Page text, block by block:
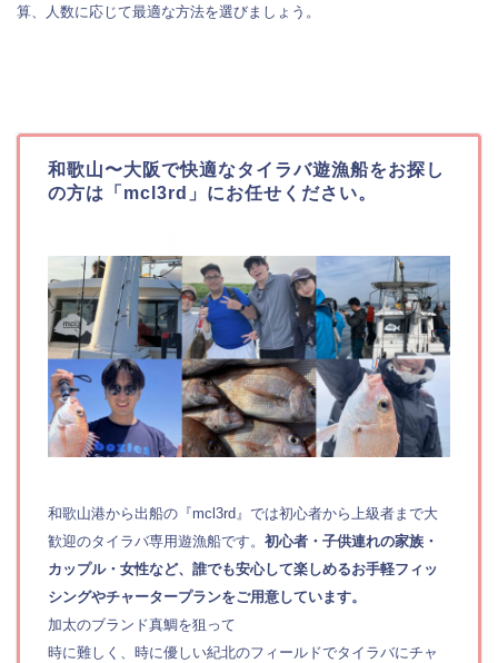
算、人数に応じて最適な方法を選びましょう。
和歌山〜大阪で快適なタイラバ遊漁船をお探し
の方は「mcl3rd」にお任せください。
和歌山港から出船の『mcl3rd』では初心者から上級者まで大
歓迎のタイラバ専用遊漁船です。 初心者・子供連れの家族・
カップル・女性など、誰でも安心して楽しめるお手軽フィッ
シングやチャータープランをご用意しています。
加太のブランド真鯛を狙って
時に難しく、時に優しい紀北のフィールドでタイラバにチャ